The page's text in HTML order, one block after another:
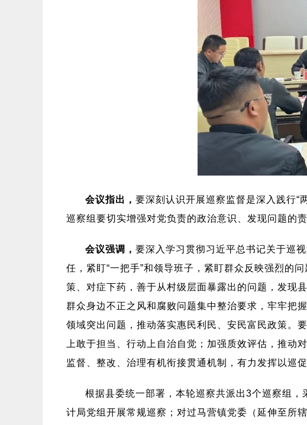
会议指出， 要深刻认识开展巡察监督是深入践行“
巡察组要切实增强对党负责的政治意识、发现问题的
会议强调， 要深入学习贯彻习近平总书记关于巡
任，紧盯“一把手”和领导班子，紧盯群众反映强烈的
策、对症下药，善于从村级层面暴露出的问题，发现
群众身边不正之风和腐败问题集中整治要求，牢牢把
领域突出问题，推动落实惠民利民、安民富民政策。
上敢于担当、行动上自治自觉；加强质效评估，推
监督、整改、治理有机衔接贯通机制，有力发挥以巡
根据县委统一部署，本轮巡察共派出3个巡察组
计局党组开展常规巡察；对过马营镇党委（延伸至所